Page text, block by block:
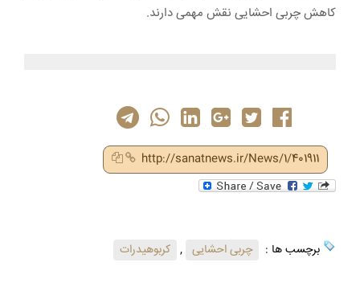
کاهش چربی احشایی نقش مهمی دارند.
http://sanatnews.ir/News/1/401911
برچسب ها : چربی احشایی , کربوهیدرات